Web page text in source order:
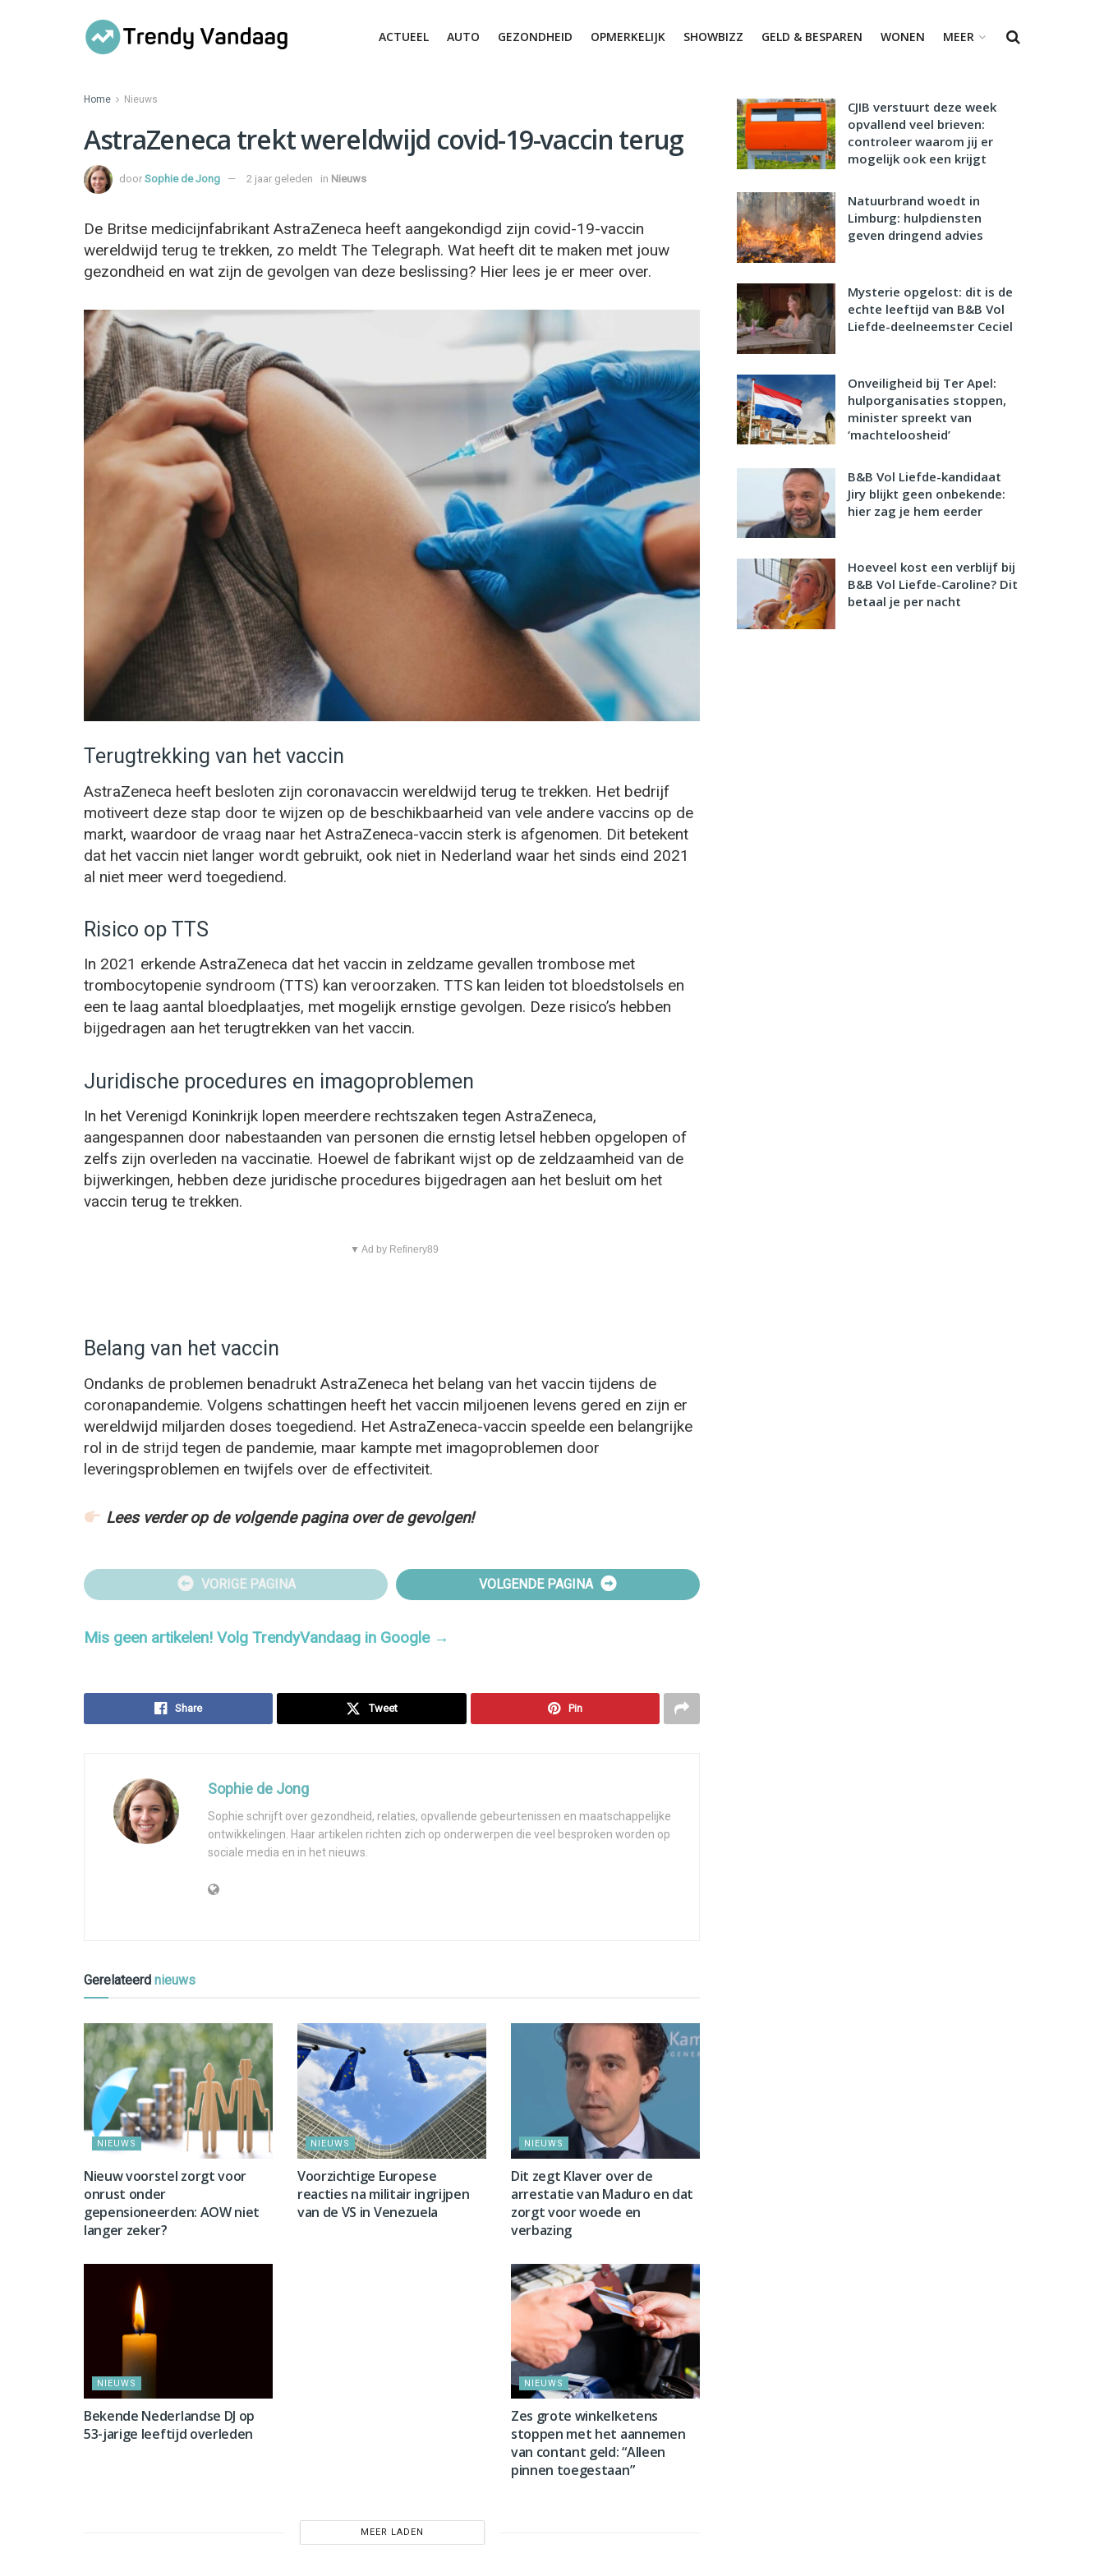
ACTUEEL AUTO GEZONDHEID OPMERKELIJK SHOWBIZZ GELD & BESPAREN WONEN MEER
Home Nieuws
AstraZeneca trekt wereldwijd covid-19-vaccin terug
door Sophie de Jong 2 jaar geleden in Nieuws
De Britse medicijnfabrikant AstraZeneca heeft aangekondigd zijn covid-19-vaccin
wereldwijd terug te trekken, zo meldt The Telegraph. Wat heeft dit te maken met jouw
gezondheid en wat zijn de gevolgen van deze beslissing? Hier lees je er meer over.
Terugtrekking van het vaccin
AstraZeneca heeft besloten zijn coronavaccin wereldwijd terug te trekken. Het bedrijf
motiveert deze stap door te wijzen op de beschikbaarheid van vele andere vaccins op de
markt, waardoor de vraag naar het AstraZeneca-vaccin sterk is afgenomen. Dit betekent
dat het vaccin niet langer wordt gebruikt, ook niet in Nederland waar het sinds eind 2021
al niet meer werd toegediend.
Risico op TTS
In 2021 erkende AstraZeneca dat het vaccin in zeldzame gevallen trombose met
trombocytopenie syndroom (TTS) kan veroorzaken. TTS kan leiden tot bloedstolsels en
een te laag aantal bloedplaatjes, met mogelijk ernstige gevolgen. Deze risico’s hebben
bijgedragen aan het terugtrekken van het vaccin.
Juridische procedures en imagoproblemen
In het Verenigd Koninkrijk lopen meerdere rechtszaken tegen AstraZeneca,
aangespannen door nabestaanden van personen die ernstig letsel hebben opgelopen of
zelfs zijn overleden na vaccinatie. Hoewel de fabrikant wijst op de zeldzaamheid van de
bijwerkingen, hebben deze juridische procedures bijgedragen aan het besluit om het
vaccin terug te trekken.
▼ Ad by Refinery89
Belang van het vaccin
Ondanks de problemen benadrukt AstraZeneca het belang van het vaccin tijdens de
coronapandemie. Volgens schattingen heeft het vaccin miljoenen levens gered en zijn er
wereldwijd miljarden doses toegediend. Het AstraZeneca-vaccin speelde een belangrijke
rol in de strijd tegen de pandemie, maar kampte met imagoproblemen door
leveringsproblemen en twijfels over de effectiviteit.
Lees verder op de volgende pagina over de gevolgen!
VORIGE PAGINA VOLGENDE PAGINA
Mis geen artikelen! Volg TrendyVandaag in Google →
Share Tweet Pin
Sophie de Jong
Sophie schrijft over gezondheid, relaties, opvallende gebeurtenissen en maatschappelijke
ontwikkelingen. Haar artikelen richten zich op onderwerpen die veel besproken worden op
sociale media en in het nieuws.
Gerelateerd nieuws
NIEUWS
Nieuw voorstel zorgt voor
onrust onder
gepensioneerden: AOW niet
langer zeker?
NIEUWS
Voorzichtige Europese
reacties na militair ingrijpen
van de VS in Venezuela
NIEUWS
Dit zegt Klaver over de
arrestatie van Maduro en dat
zorgt voor woede en
verbazing
NIEUWS
Bekende Nederlandse DJ op
53-jarige leeftijd overleden
NIEUWS
Zes grote winkelketens
stoppen met het aannemen
van contant geld: “Alleen
pinnen toegestaan”
MEER LADEN
CJIB verstuurt deze week
opvallend veel brieven:
controleer waarom jij er
mogelijk ook een krijgt
Natuurbrand woedt in
Limburg: hulpdiensten
geven dringend advies
Mysterie opgelost: dit is de
echte leeftijd van B&B Vol
Liefde-deelneemster Ceciel
Onveiligheid bij Ter Apel:
hulporganisaties stoppen,
minister spreekt van
‘machteloosheid’
B&B Vol Liefde-kandidaat
Jiry blijkt geen onbekende:
hier zag je hem eerder
Hoeveel kost een verblijf bij
B&B Vol Liefde-Caroline? Dit
betaal je per nacht